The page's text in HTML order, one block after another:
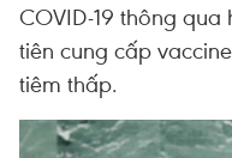
COVID-19 thông
tiên cung cấp
tiêm thấp.